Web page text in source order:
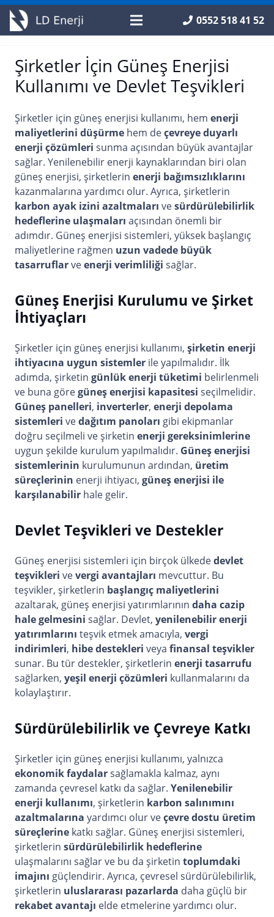
0552 518 41 52
Şirketler İçin Güneş Enerjisi
Kullanımı ve Devlet Teşvikleri
Şirketler için güneş enerjisi kullanımı, hem enerji
maliyetlerini düşürme hem deçevreye duyarlı
enerji çözümleri sunma açısından büyük avantajlar
sağlar. Yenilenebilir enerji kaynaklarından biri olan
güneş enerjisi, şirketlerin enerji bağımsızlıklarını
kazanmalarına yardımcı olur. Ayrıca, şirketlerin
karbon ayak izini azaltmaları vesürdürülebilirlik
hedeflerine ulaşmaları açısından önemli bir
adımdır. Güneş enerjisi sistemleri, yüksek başlangıç
maliyetlerine rağmen uzun vadede büyük
tasarruflarveenerji verimliliği sağlar.
Güneş Enerjisi Kurulumu ve Şirket
İhtiyaçları
Şirketler için güneş enerjisi kullanımı, şirketin enerji
ihtiyacına uygun sistemler ile yapılmalıdır. İlk
adımda, şirketin günlük enerji tüketimi belirlenmeli
ve buna göregüneş enerjisi kapasitesi seçilmelidir.
Güneş panelleri, inverterler, enerji depolama
sistemleri vedağıtım panoları gibi ekipmanlar
doğru seçilmeli ve şirketin enerji gereksinimlerine
uygun şekilde kurulum yapılmalıdır. Güneş enerjisi
sistemlerinin kurulumunun ardından, üretim
süreçlerinin enerji ihtiyacı, güneş enerjisi ile
karşılanabilir hale gelir.
Devlet Teşvikleri ve Destekler
Güneş enerjisi sistemleri için birçok ülkededevlet
teşvikleri vevergi avantajları mevcuttur. Bu
teşvikler, şirketlerin başlangıç maliyetlerini
azaltarak, güneş enerjisi yatırımlarının daha cazip
hale gelmesini sağlar. Devlet, yenilenebilir enerji
yatırımlarını teşvik etmek amacıyla, vergi
indirimleri, hibe destekleri veya finansal teşvikler
sunar. Bu tür destekler, şirketlerin enerji tasarrufu
sağlarken, yeşil enerji çözümleri kullanmalarını da
kolaylaştırır.
Sürdürülebilirlik ve Çevreye Katkı
Şirketler için güneş enerjisi kullanımı, yalnızca
ekonomik faydalarsağlamakla kalmaz, aynı
zamanda çevresel katkı da sağlar. Yenilenebilir
enerji kullanımı, şirketlerin karbon salınımını
azaltmalarına yardımcı olur veçevre dostu üretim
süreçlerine katkı sağlar. Güneş enerjisi sistemleri,
şirketlerin sürdürülebilirlik hedeflerine
ulaşmalarını sağlar ve bu da şirketin toplumdaki
imajını güçlendirir. Ayrıca, çevresel sürdürülebilirlik,
şirketlerin uluslararası pazarlarda daha güçlü bir
rekabet avantajı elde etmelerine yardımcı olur.